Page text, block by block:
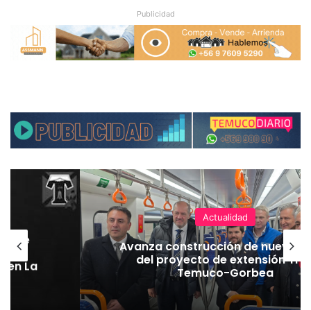
Publicidad
en La
Actualidad
Avanza construcción de nuevas
del proyecto de extensión
Temuco-Gorbea